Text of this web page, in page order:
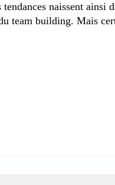
tendances naissent ainsi
team building. Mais